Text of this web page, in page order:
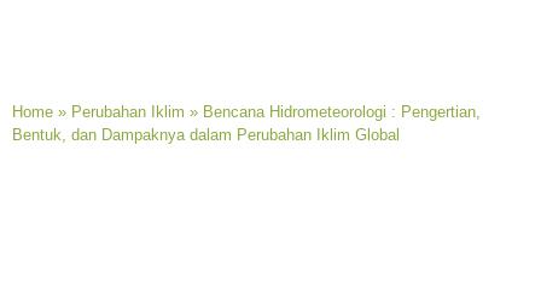
Home » Perubahan Iklim » Bencana Hidrometeorologi : Pengertian,
Bentuk, dan Dampaknya dalam Perubahan Iklim Global